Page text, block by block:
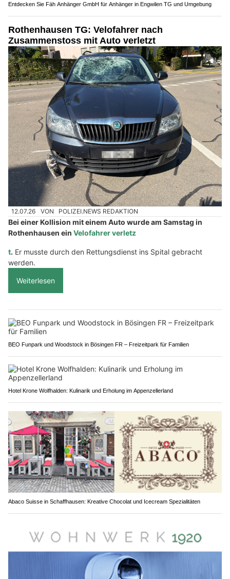
Entdecken Sie Fäh Anhänger GmbH für Anhänger in Engwilen TG und Umgebung
Rothenhausen TG: Velofahrer nach
Zusammenstoss mit Auto verletzt
12.07.26 VON POLIZEI.NEWS REDAKTION
Bei einer Kollision mit einem Auto wurde am Samstag in
Rothenhausen ein Velofahrer verletz
t. Er musste durch den Rettungsdienst ins Spital gebracht
werden.
Weiterlesen
BEO Funpark und Woodstock in Bösingen FR – Freizeitpark für Familien
Hotel Krone Wolfhalden: Kulinarik und Erholung im Appenzellerland
Abaco Suisse in Schaffhausen: Kreative Chocolat und Icecream Spezialitäten